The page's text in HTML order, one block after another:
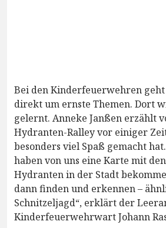
Bei den Kinderfeuerwehren
direkt um ernste Themen. Dort
gelernt. Anneke Janßen erzählt
Hydranten-Ralley vor einiger
besonders viel Spaß gemacht
haben von uns eine Karte mit
Hydranten in der Stadt
dann finden und erkennen –
Schnitzeljagd“, erklärt der
Kinderfeuerwehrwart Johann